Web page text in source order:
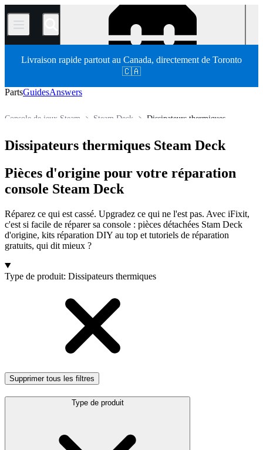
/
Livraison rapide partout au Canada, directement de Toronto
🇨🇦
PartsGuidesAnswers
Dissipateurs thermiques
Steam Deck
Console de jeux Steam
Dissipateurs thermiques Steam Deck
Pièces d'origine pour votre réparation
console Steam Deck
Réparez ce qui est cassé. Upgradez ce qui ne l'est pas. Avec iFixit,
c'est si facile de réparer sa console : pièces détachées Stam Deck
d'origine, kits réparation DIY au top et tutoriels de réparation
gratuits, qui dit mieux ?
Products
Type de produit: Dissipateurs thermiques
Supprimer tous les filtres
Type de produit